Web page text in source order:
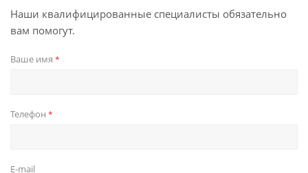
Наши квалифицированные специалисты обязательно
вам помогут.
Ваше имя *
Телефон *
E-mail